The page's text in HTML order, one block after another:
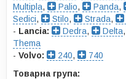
Multipla, Palio, Panda,
Sedici, Stilo, Strada,
- Lancia: Dedra, Delta,
Thema
- Volvo: 240,
740
Товарна група: